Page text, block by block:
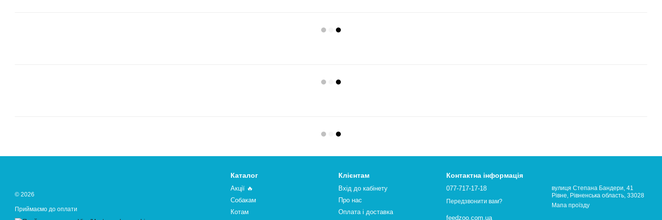
© 2026
Приймаємо до оплати
Каталог
Акції 🔥
Собакам
Котам
Клієнтам
Вхід до кабінету
Про нас
Оплата і доставка
Контактна інформація
077-717-17-18
Передзвонити вам?
feedzoo.com.ua
вулиця Степана Бандери, 41
Рівне, Рівненська область, 33028
Мапа проїзду